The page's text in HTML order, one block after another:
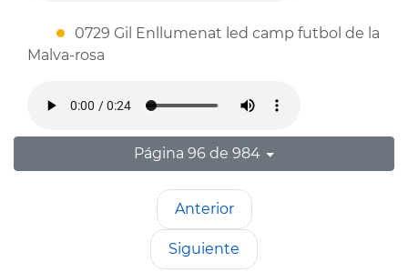
0729 Gil Enllumenat led camp futbol de la
Malva-rosa
Página 96 de 984
Anterior
Siguiente